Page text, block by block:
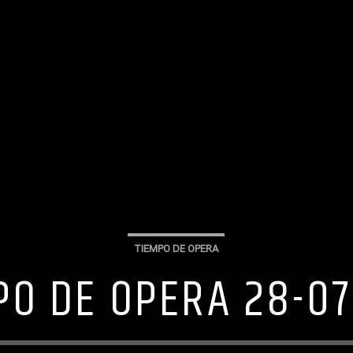
TIEMPO DE OPERA
DE OPERA 28-